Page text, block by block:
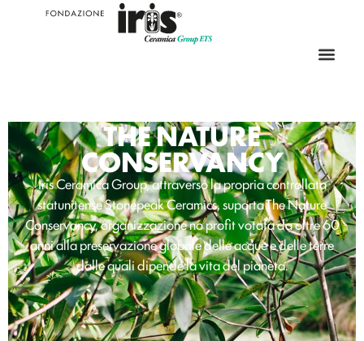
THE NATURE
CONSERVANCY
Iris Ceramica Group, attraverso la propria controllata
statunitense Stonepeak Ceramics, suporta The Nature
Conservancy, organizzazione no profit votata da oltre 60
anni alla preservazione globale delle acque e delle terre
dalle quali dipende la vita del pianeta.